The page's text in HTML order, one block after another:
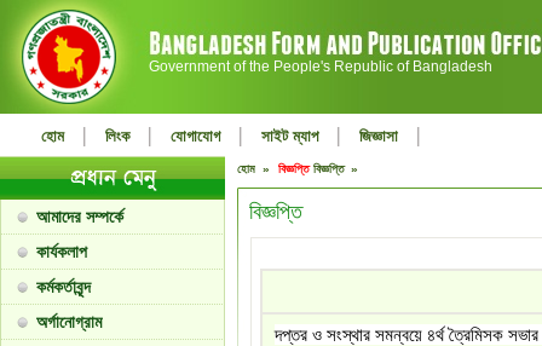
Government of the People's Republic of Bangladesh
হোম | লিংক | যোগাযোগ | সাইট ম্যাপ | জিজ্ঞাসা |
আমাদের সম্পর্কে
কার্যকলাপ
কর্মকর্তাবৃন্দ
অর্গানোগ্রাম
হোম » বিজ্ঞপ্তি বিজ্ঞপ্তি »
বিজ্ঞপ্তি
দপ্তর ও সংস্থার সমন্বয়ে ৪র্থ ত্রৈমিসক